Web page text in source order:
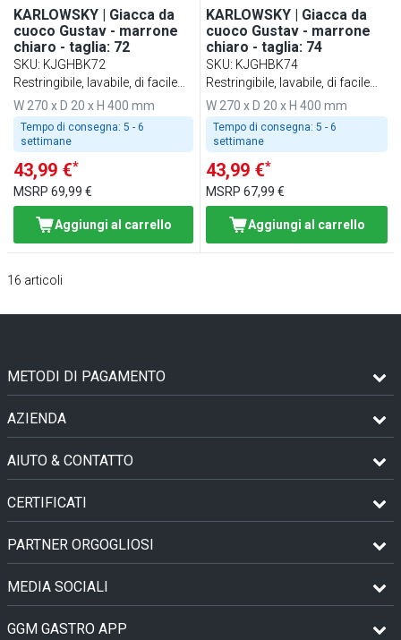
KARLOWSKY | Giacca da
cuoco Gustav - marrone
chiaro - taglia: 72
SKU: KJGHBK72
Restringibile, lavabile, di facile
manutenzione
W 270 x D 20 x H 400 mm
Tempo di consegna: 5 - 6
settimane
43,99 €*
MSRP 69,99 €
Aggiungi al carrello
KARLOWSKY | Giacca da
cuoco Gustav - marrone
chiaro - taglia: 74
SKU: KJGHBK74
Restringibile, lavabile, di facile
manutenzione
W 270 x D 20 x H 400 mm
Tempo di consegna: 5 - 6
settimane
43,99 €*
MSRP67,99 €
Aggiungi al carrello
16 articoli
METODI DI PAGAMENTO
AZIENDA
AIUTO & CONTATTO
CERTIFICATI
PARTNER ORGOGLIOSI
MEDIA SOCIALI
GGM GASTRO APP